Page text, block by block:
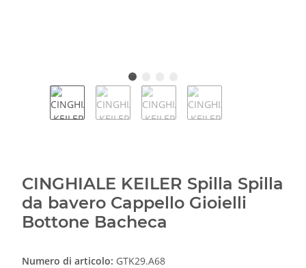
CINGHIALE KEILER Spilla Spilla
da bavero Cappello Gioielli
Bottone Bacheca
Numero di articolo: GTK29.A68